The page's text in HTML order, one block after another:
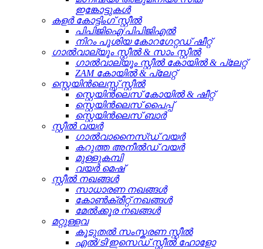
ഇങ്കോട്ടുകൾ
കളർ കോട്ടിംഗ് സ്റ്റീൽ
പിപിജിഐ/പിപിജിഎൽ
നിറം പൂശിയ കോറഗേറ്റഡ് ഷീറ്റ്
ഗാൽവാല്യൂം സ്റ്റീൽ & സാം സ്റ്റീൽ
ഗാൽവാല്യൂം സ്റ്റീൽ കോയിൽ & പ്ലേറ്റ്
ZAM കോയിൽ & പ്ലേറ്റ്
സ്റ്റെയിൻലെസ്സ് സ്റ്റീൽ
സ്റ്റെയിൻലെസ് കോയിൽ & ഷീറ്റ്
സ്റ്റെയിൻലെസ് പൈപ്പ്
സ്റ്റെയിൻലെസ് ബാർ
സ്റ്റീൽ വയർ
ഗാൽവാനൈസ്ഡ് വയർ
കറുത്ത അനീൽഡ് വയർ
മുള്ളുകമ്പി
വയർ മെഷ്
സ്റ്റീൽ നഖങ്ങൾ
സാധാരണ നഖങ്ങൾ
കോൺക്രീറ്റ് നഖങ്ങൾ
മേൽക്കൂര നഖങ്ങൾ
മറ്റുള്ളവ
കൂടുതൽ സംസ്കരണ സ്റ്റീൽ
എൽ/ടി/ഇസെഡ് സ്റ്റീൽ ഹോളോ